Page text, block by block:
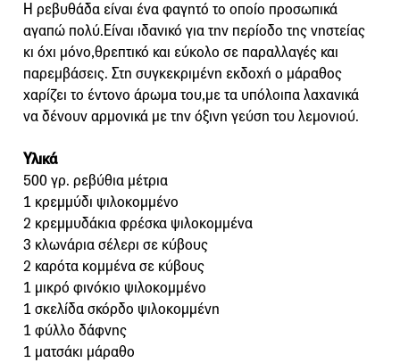
Η ρεβυθάδα είναι ένα φαγητό το οποίο προσωπικά
αγαπώ πολύ.Είναι ιδανικό για την περίοδο της νηστείας
κι όχι μόνο,θρεπτικό και εύκολο σε παραλλαγές και
παρεμβάσεις. Στη συγκεκριμένη εκδοχή ο μάραθος
χαρίζει το έντονο άρωμα του,με τα υπόλοιπα λαχανικά
να δένουν αρμονικά με την όξινη γεύση του λεμονιού.
Υλικά
500 γρ. ρεβύθια μέτρια
1 κρεμμύδι ψιλοκομμένο
2 κρεμμυδάκια φρέσκα ψιλοκομμένα
3 κλωνάρια σέλερι σε κύβους
2 καρότα κομμένα σε κύβους
1 μικρό φινόκιο ψιλοκομμένο
1 σκελίδα σκόρδο ψιλοκομμένη
1 φύλλο δάφνης
1 ματσάκι μάραθο